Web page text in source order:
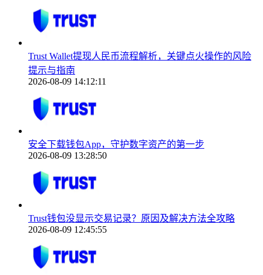
Trust Wallet提现人民币流程解析，关键点火操作的风险
提示与指南
2026-08-09 14:12:11
安全下载钱包App，守护数字资产的第一步
2026-08-09 13:28:50
Trust钱包没显示交易记录？原因及解决方法全攻略
2026-08-09 12:45:55